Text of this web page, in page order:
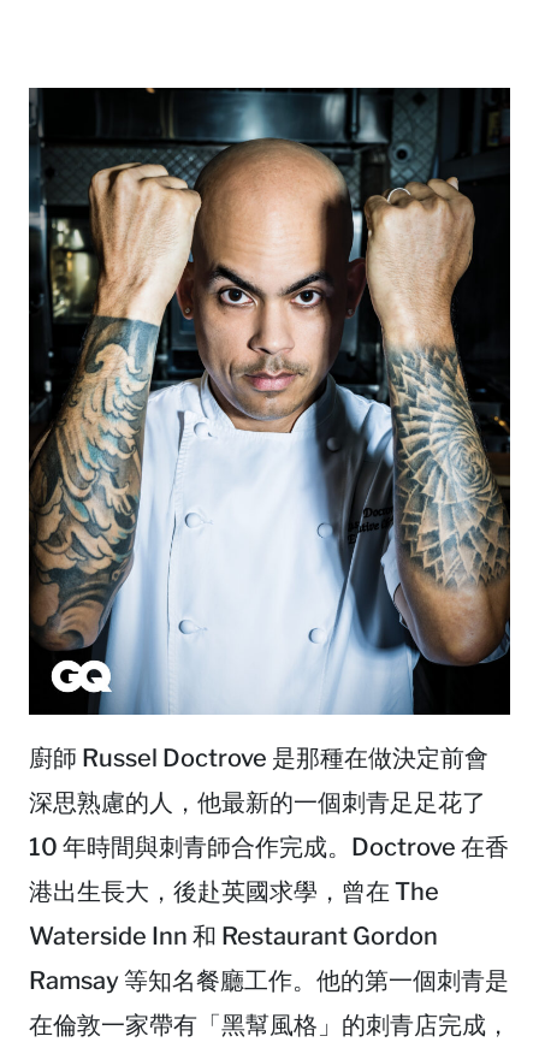
廚師 Russel Doctrove 是那種在做決定前會
深思熟慮的人，他最新的一個刺青足足花了
10 年時間與刺青師合作完成。Doctrove 在香
港出生長大，後赴英國求學，曾在 The
Waterside Inn 和 Restaurant Gordon
Ramsay 等知名餐廳工作。他的第一個刺青是
在倫敦一家帶有「黑幫風格」的刺青店完成，